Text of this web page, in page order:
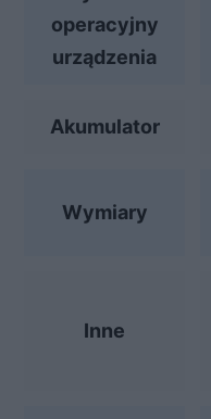
operacyjny
urządzenia
Akumulator
Wymiary
Inne